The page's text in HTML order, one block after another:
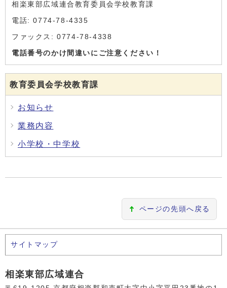
相楽東部広域連合教育委員会学校教育課
電話: 0774-78-4335
ファックス: 0774-78-4338
電話番号のかけ間違いにご注意ください！
教育委員会学校教育課
お知らせ
業務内容
小学校・中学校
ページの先頭へ戻る
サイトマップ
相楽東部広域連合